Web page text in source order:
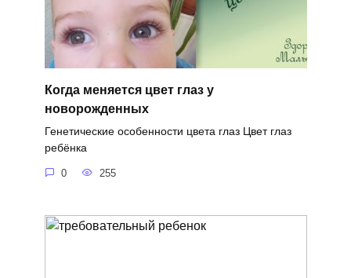
Когда меняется цвет глаз у
новорожденных
Генетические особенности цвета глаз Цвет глаз
ребёнка
0 255